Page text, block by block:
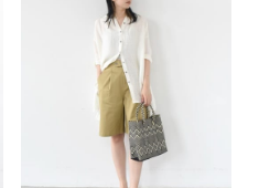
予約商品
WEB限定